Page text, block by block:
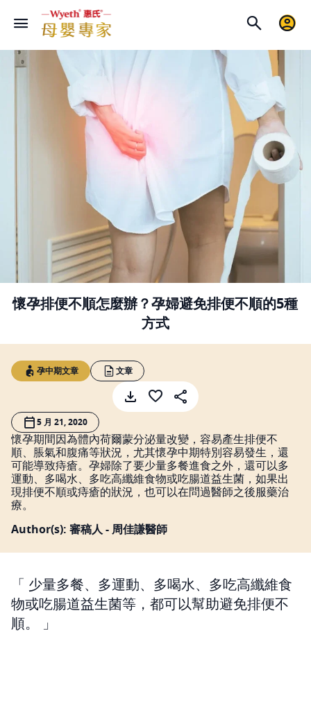
懷孕排便不順怎麼辦？孕婦避免排便不順的5種
方式
孕中期文章 文章
5 月 21, 2020
懷孕期間因為體內荷爾蒙分泌量改變，容易產生排便不
順、脹氣和腹痛等狀況，尤其懷孕中期特別容易發生，還
可能導致痔瘡。孕婦除了要少量多餐進食之外，還可以多
運動、多喝水、多吃高纖維食物或吃腸道益生菌，如果出
現排便不順或痔瘡的狀況，也可以在問過醫師之後服藥治
療。
Author(s): 審稿人 - 周佳謙醫師
少量多餐、多運動、多喝水、多吃高纖維食
物或吃腸道益生菌等，都可以幫助避免排便不
順。